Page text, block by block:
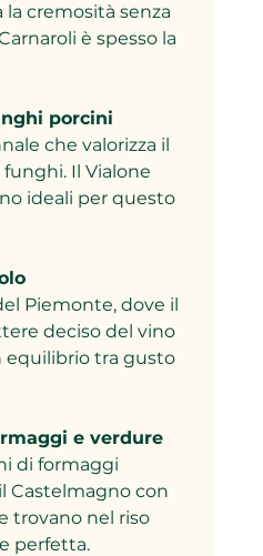
cremosità senza
è spesso la
porcini
Il Vialone
ideali per questo
deciso del vino
equilibrio tra gusto
e verdure
Castelmagno con
trovano nel riso
perfetta.